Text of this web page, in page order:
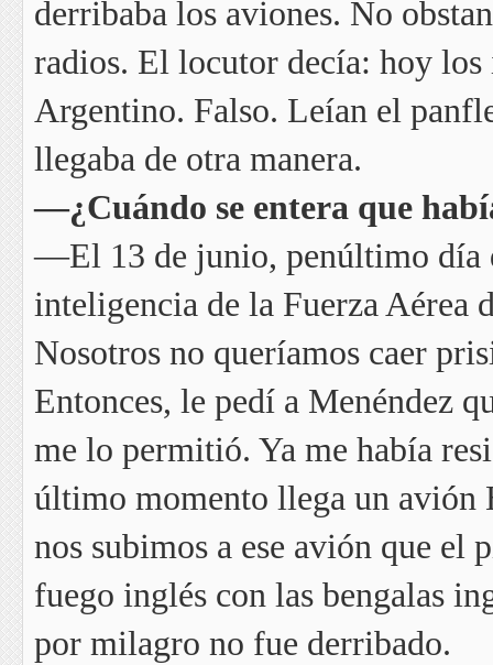
derribaba los aviones. No
radios. El locutor decía: hoy los
Argentino. Falso. Leían el
llegaba de otra manera.
—¿Cuándo se entera que
—El 13 de junio, penúltimo día
inteligencia de la Fuerza Aérea
Nosotros no queríamos caer
Entonces, le pedí a Menéndez
me lo permitió. Ya me había
último momento llega un avión
nos subimos a ese avión que el
fuego inglés con las bengalas
por milagro no fue derribado.